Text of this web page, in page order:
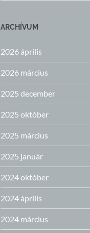
ARCHÍVUM
2026 április
2026 március
2025 december
2025 október
2025 március
2025 január
2024 október
2024 április
2024 március